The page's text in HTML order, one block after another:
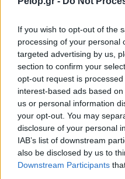
If you wish to opt-out of the
processing of your personal
targeted advertising by us,
section to confirm your
opt-out request is
interest-based ads based
us or personal information
your opt-out. You may
disclosure of your personal
IAB’s list of downstream
also be disclosed by us to
Downstream Participants
αποδοχής και
Γάκης στο Patrapress